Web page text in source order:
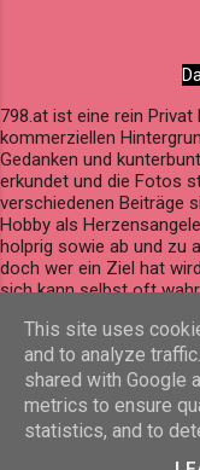
798.at ist eine rein
kommerziellen
Gedanken und
erkundet und die Fotos
verschiedenen Beiträge
Hobby als
holprig sowie ab und zu
doch wer ein Ziel hat
sich kann selbst oft
Stefan Kaar. The
based on Stefan Kaar’s
This site uses
and to analyze
shared with Google
metrics to ensure
statistics, and to